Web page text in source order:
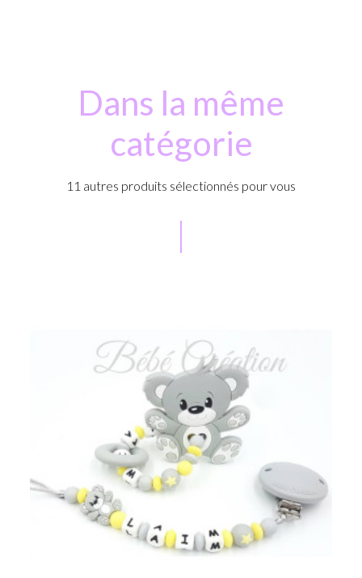
Dans la même
catégorie
11 autres produits sélectionnés pour vous